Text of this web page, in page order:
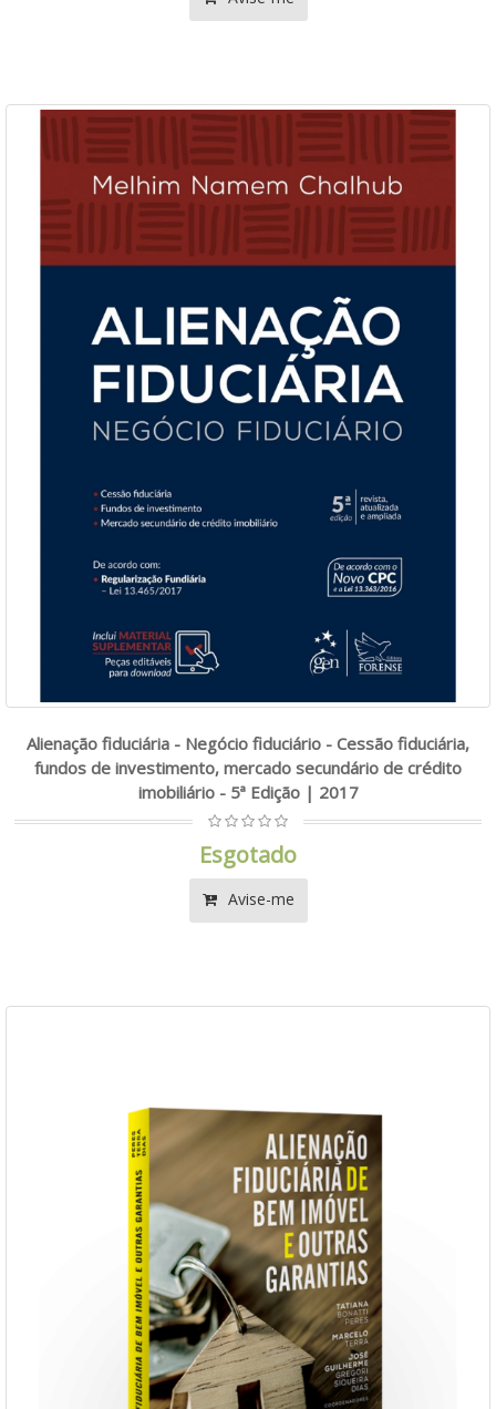
Alienação fiduciária - Negócio fiduciário - Cessão fiduciária,
fundos de investimento, mercado secundário de crédito
imobiliário - 5ª Edição | 2017
Esgotado
Avise-me